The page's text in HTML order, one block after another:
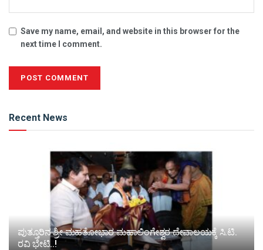
Save my name, email, and website in this browser for the
next time I comment.
Recent News
ಪುತ್ತೂರಿನ ಶ್ರೀ ಮಹತೋಭಾರ ಮಹಾಲಿಂಗೇಶ್ವರ ದೇವಾಲಯಕ್ಕೆ ಸಿ.ಟಿ.
ರವಿ ಭೇಟಿ..!